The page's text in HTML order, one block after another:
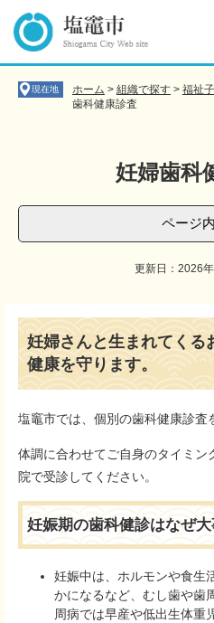
の
ー
現在地 ホーム > 組織で探す > 福祉
歯科健康診査
妊婦歯科
ページ
更新日：2026
妊婦さんと生まれてくる
健康を守ります。
塩竈市では、個別の歯科健康診査
体調に合わせてご自身のタイミ
院で受診してください。
妊娠期の歯科健診はなぜ
妊娠中は、ホルモンや食生
かになるなど、むし歯や歯
周病では早産や低出生体重